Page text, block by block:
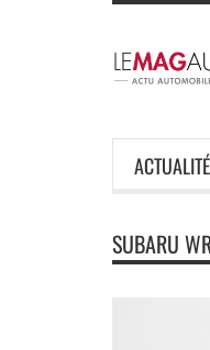
SUBARU